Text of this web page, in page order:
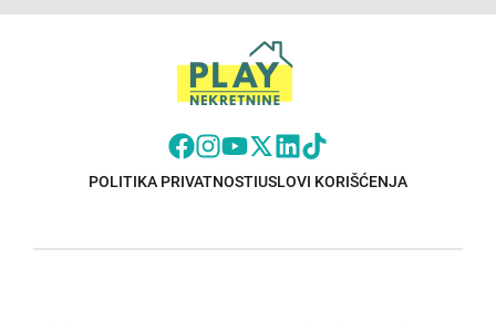
POLITIKA PRIVATNOSTIUSLOVI KORIŠĆENJA